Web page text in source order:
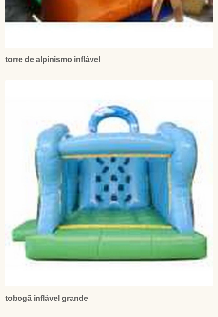
torre de alpinismo inflável
tobogã inflável grande